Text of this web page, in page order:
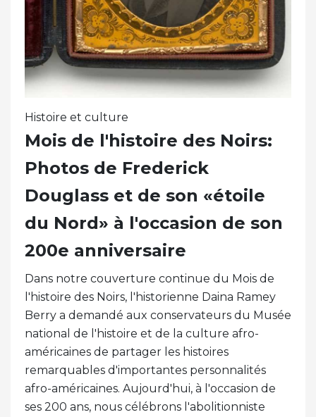
Histoire et culture
Mois de l'histoire des Noirs:
Photos de Frederick
Douglass et de son «étoile
du Nord» à l'occasion de son
200e anniversaire
Dans notre couverture continue du Mois de
l'histoire des Noirs, l'historienne Daina Ramey
Berry a demandé aux conservateurs du Musée
national de l'histoire et de la culture afro-
américaines de partager les histoires
remarquables d'importantes personnalités
afro-américaines. Aujourd'hui, à l'occasion de
ses 200 ans, nous célébrons l'abolitionniste